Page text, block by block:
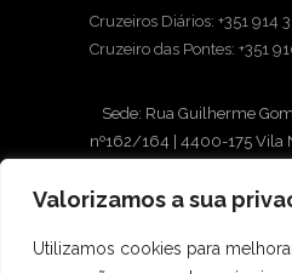
Valorizamos a sua
Utilizamos cookies para
Cruzeiros Diários: +351 914
Cruzeiro das Pontes: +351
Sede: Rua Guilherme
nº162/164 | 4400-175 Vila
Nova de Gaia
INFORMAÇÕES